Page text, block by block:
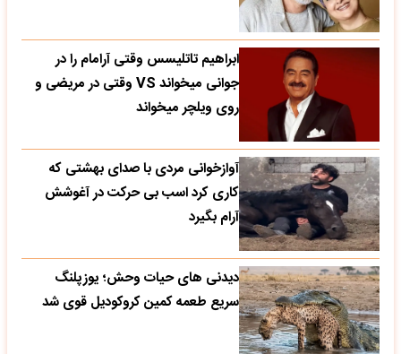
ابراهیم تاتلیسس وقتی آرامام را در
جوانی میخواند VS وقتی در مریضی و
روی ویلچر میخواند
آوازخوانی مردی با صدای بهشتی که
کاری کرد اسب بی حرکت در آغوشش
آرام بگیرد
دیدنی های حیات وحش؛ یوزپلنگ
سریع طعمه کمین کروکودیل قوی شد